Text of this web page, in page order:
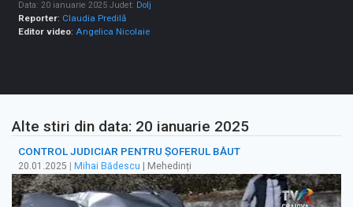
Data: 20 ianuarie 2025 Judet: Dolj
Reporter: Claudia Predilă
Editor video:Angelica Nicolaie
Alte stiri din data: 20 ianuarie 2025
CONTROL JUDICIAR PENTRU ȘOFERUL BĂUT
20.01.2025 Mihai Bădescu | Mehedinți